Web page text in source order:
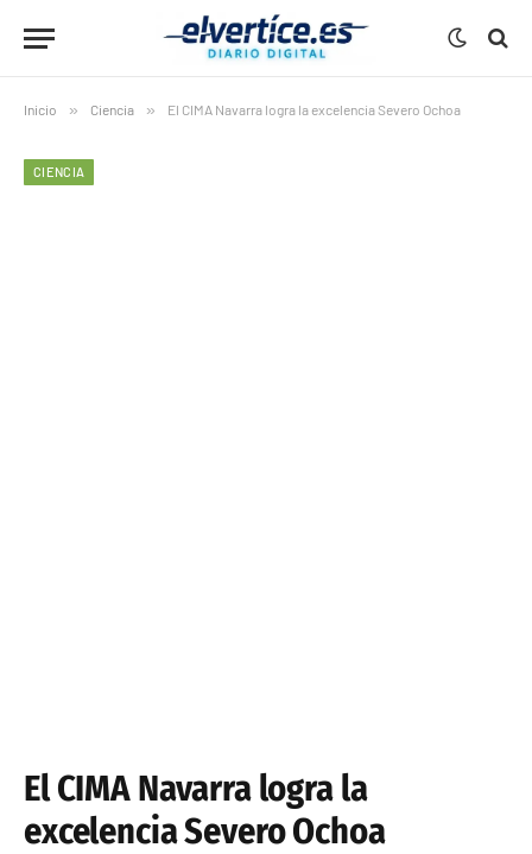
Inicio » Ciencia » El CIMA Navarra logra la excelencia Severo Ochoa
CIENCIA
El CIMA Navarra logra la
excelencia Severo Ochoa